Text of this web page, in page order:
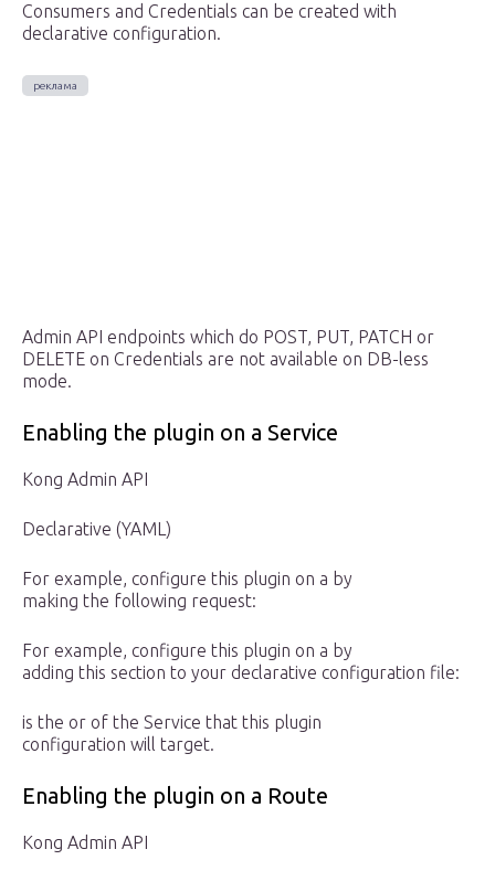
Consumers and Credentials can be created with
declarative configuration.
Admin API endpoints which do POST, PUT, PATCH or
DELETE on Credentials are not available on DB-less
mode.
Enabling the plugin on a Service
Kong Admin API
Declarative (YAML)
For example, configure this plugin on a by
making the following request:
For example, configure this plugin on a by
adding this section to your declarative configuration file:
is the or of the Service that this plugin
configuration will target.
Enabling the plugin on a Route
Kong Admin API